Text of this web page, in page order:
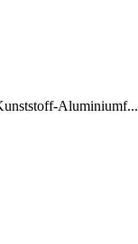
Aluminiumf...